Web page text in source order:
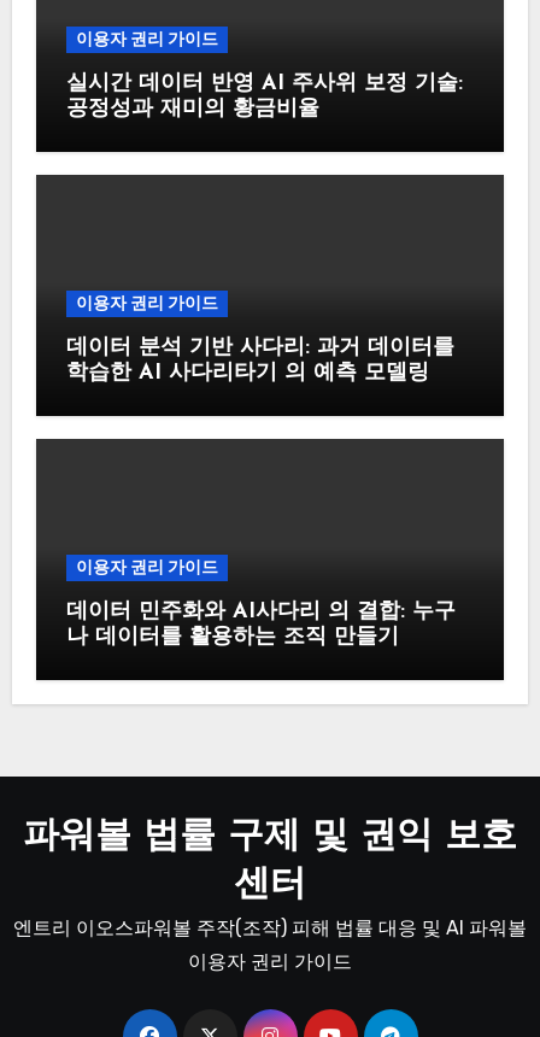
이용자 권리 가이드
실시간 데이터 반영 AI 주사위 보정 기술:
공정성과 재미의 황금비율
이용자 권리 가이드
데이터 분석 기반 사다리: 과거 데이터를
학습한 AI 사다리타기 의 예측 모델링
이용자 권리 가이드
데이터 민주화와 AI사다리 의 결합: 누구
나 데이터를 활용하는 조직 만들기
파워볼 법률 구제 및 권익 보호
센터
엔트리 이오스파워볼 주작(조작) 피해 법률 대응 및 AI 파워볼
이용자 권리 가이드